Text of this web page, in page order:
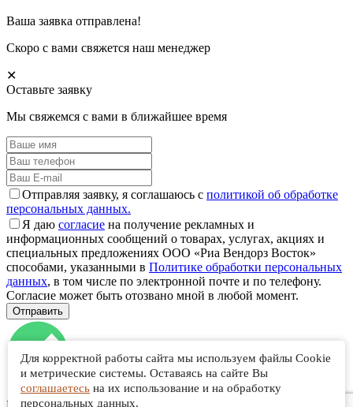
Для корректной работы сайта мы используем файлы Cookie
и метрические системы. Оставаясь на сайте Вы
соглашаетесь на их использование и на обработку
персональных данных.
Ваша заявка отправлена!
Скоро с вами свяжется наш менеджер
✕
Оставьте заявку
Мы свяжемся с вами в ближайшее время
Отправляя заявку, я соглашаюсь с политикой об обработке
персональных данных.
Я даю согласие на получение рекламных и
информационных сообщений о товарах, услугах, акциях и
специальных предложениях ООО «Риа Вендорз Восток»
способами, указанными в Политике обработки персональных
данных, в том числе по электронной почте и по телефону.
Согласие может быть отозвано мной в любой момент.